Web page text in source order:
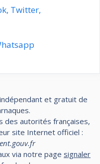
Twitter,
et gratuit de
des autorités françaises,
site Internet officiel :
via notre page signaler